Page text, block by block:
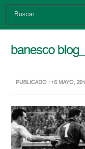
banesco
PUBLICADO : 16 MAYO,